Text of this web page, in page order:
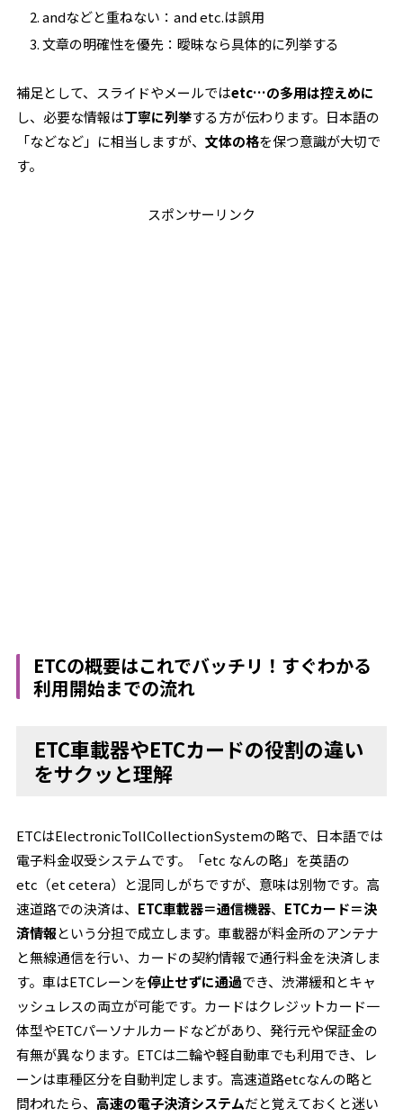
andなどと重ねない：and etc.は誤用
文章の明確性を優先：曖昧なら具体的に列挙する
補足として、スライドやメールではetc…の多用は控えめに
し、必要な情報は丁寧に列挙する方が伝わります。日本語の
「などなど」に相当しますが、文体の格を保つ意識が大切で
す。
スポンサーリンク
ETCの概要はこれでバッチリ！すぐわかる
利用開始までの流れ
ETC車載器やETCカードの役割の違い
をサクッと理解
ETCはElectronicTollCollectionSystemの略で、日本語では
電子料金収受システムです。「etc なんの略」を英語の
etc（et cetera）と混同しがちですが、意味は別物です。高
速道路での決済は、 ETC車載器＝通信機器、 ETCカード＝決
済情報という分担で成立します。車載器が料金所のアンテナ
と無線通信を行い、カードの契約情報で通行料金を決済しま
す。車はETCレーンを停止せずに通過でき、渋滞緩和とキャ
ッシュレスの両立が可能です。カードはクレジットカード一
体型やETCパーソナルカードなどがあり、発行元や保証金の
有無が異なります。ETCは二輪や軽自動車でも利用でき、レ
ーンは車種区分を自動判定します。高速道路etcなんの略と
問われたら、 高速の電子決済システムだと覚えておくと迷い